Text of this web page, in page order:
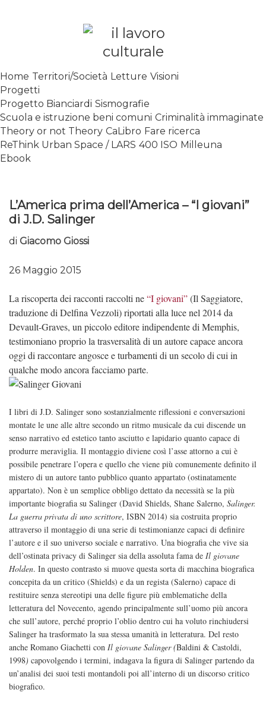
SPALANCARE LE FINESTRE DEI
CONTEMPORANEO
Home Territori/Società Letture Visioni
Progetti
Progetto Bianciardi Sismografie
Scuola e istruzione beni comuni Criminalità immaginate
Theory or not Theory CaLibro Fare ricerca
ReThink Urban Space / LARS 400 ISO Milleuna
Ebook
L’America prima dell’America – “I giovani”
di J.D. Salinger
di Giacomo Giossi
26 Maggio 2015
La riscoperta dei racconti raccolti ne“I giovani”(Il Saggiatore,
traduzione di Delfina Vezzoli) riportati alla luce nel 2014 da
Devault-Graves, un piccolo editore indipendente di Memphis,
testimoniano proprio la trasversalità di un autore capace ancora
oggi di raccontare angosce e turbamenti di un secolo di cui in
qualche modo ancora facciamo parte.
I libri di J.D. Salinger sono sostanzialmente riflessioni e conversazioni
montate le une alle altre secondo un ritmo musicale da cui discende un
senso narrativo ed estetico tanto asciutto e lapidario quanto capace di
produrre meraviglia. Il montaggio diviene così l’asse attorno a cui è
possibile penetrare l’opera e quello che viene più comunemente definito il
mistero di un autore tanto pubblico quanto appartato (ostinatamente
appartato). Non è un semplice obbligo dettato da necessità se la più
importante biografia su Salinger (David Shields, Shane Salerno, Salinger.
La guerra privata di uno scrittore, ISBN 2014) sia costruita proprio
attraverso il montaggio di una serie di testimonianze capaci di definire
l’autore e il suo universo sociale e narrativo. Una biografia che vive sia
dell’ostinata privacy di Salinger sia della assoluta fama de Il giovane
Holden. In questo contrasto si muove questa sorta di macchina biografica
concepita da un critico (Shields) e da un regista (Salerno) capace di
restituire senza stereotipi una delle figure più emblematiche della
letteratura del Novecento, agendo principalmente sull’uomo più ancora
che sull’autore, perché proprio l’oblio dentro cui ha voluto rinchiudersi
Salinger ha trasformato la sua stessa umanità in letteratura. Del resto
anche Romano Giachetti con Il giovane Salinger (Baldini & Castoldi,
1998) capovolgendo i termini, indagava la figura di Salinger partendo da
un’analisi dei suoi testi montandoli poi all’interno di un discorso critico
biografico.